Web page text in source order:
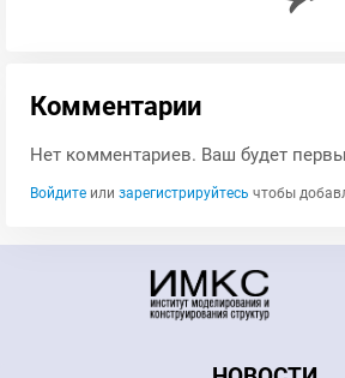
Комментарии
Нет комментариев. Ваш будет
Войдите или зарегистрируйтесь чтобы